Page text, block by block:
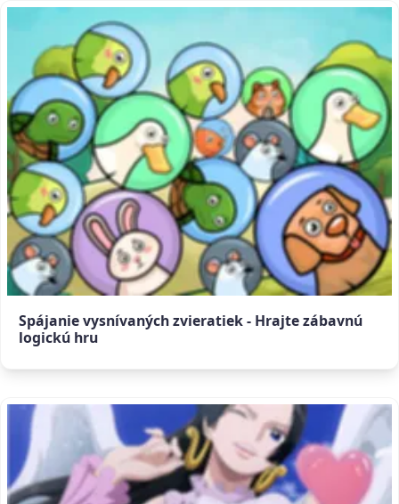
Spájanie vysnívaných zvieratiek - Hrajte zábavnú
logickú hru